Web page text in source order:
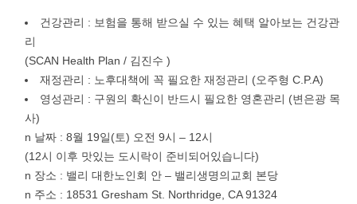
건강관리 : 보험을 통해 받으실 수 있는 혜택 알아보는 건강관
리
(SCAN Health Plan / 김진수 )
재정관리 : 노후대책에 꼭 필요한 재정관리 (오주형 C.P.A)
영성관리 : 구원의 확신이 반드시 필요한 영혼관리 (변은광 목
사)
n 날짜 : 8월 19일(토) 오전 9시 – 12시
(12시 이후 맛있는 도시락이 준비되어있습니다)
n 장소 : 밸리 대한노인회 안 – 밸리생명의교회 본당
n 주소 : 18531 Gresham St. Northridge, CA 91324